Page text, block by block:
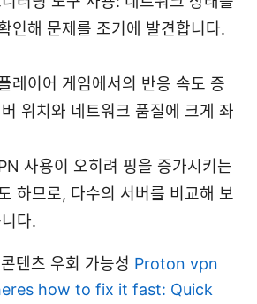
인해 문제를 조기에 발견합니다.
레이어 게임에서의 반응 속도 증
위치와 네트워크 품질에 크게 좌
사용이 오히려 핑을 증가시키는
하므로, 다수의 서버를 비교해 보
다.
텐츠 우회 가능성 Proton vpn
how to fix it fast: Quick